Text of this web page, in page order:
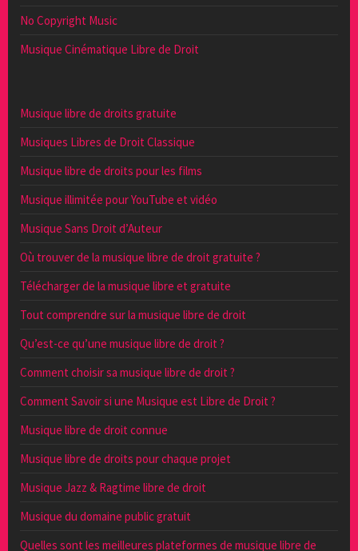
No Copyright Music
Musique Cinématique Libre de Droit
Musique libre de droits gratuite
Musiques Libres de Droit Classique
Musique libre de droits pour les films
Musique illimitée pour YouTube et vidéo
Musique Sans Droit d’Auteur
Où trouver de la musique libre de droit gratuite ?
Télécharger de la musique libre et gratuite
Tout comprendre sur la musique libre de droit
Qu’est-ce qu’une musique libre de droit ?
Comment choisir sa musique libre de droit ?
Comment Savoir si une Musique est Libre de Droit ?
Musique libre de droit connue
Musique libre de droits pour chaque projet
Musique Jazz & Ragtime libre de droit
Musique du domaine public gratuit
Quelles sont les meilleures plateformes de musique libre de